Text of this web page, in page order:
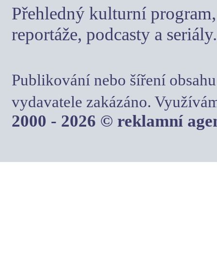
Přehledný kulturní
reportáže, podcasty a seriály.
Publikování nebo šíření
vydavatele zakázáno.
2000 - 2026 © reklamní